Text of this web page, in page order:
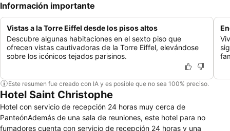
Información importante
Vistas a la Torre Eiffel desde los pisos altos
Descubre algunas habitaciones en el sexto piso que
ofrecen vistas cautivadoras de la Torre Eiffel, elevándose
sobre los icónicos tejados parisinos.
Este resumen fue creado con IA y es posible que no sea 100% preciso.
Hotel Saint Christophe
Hotel con servicio de recepción 24 horas muy cerca de
PanteónAdemás de una sala de reuniones, este hotel para no
fumadores cuenta con servicio de recepción 24 horas y una